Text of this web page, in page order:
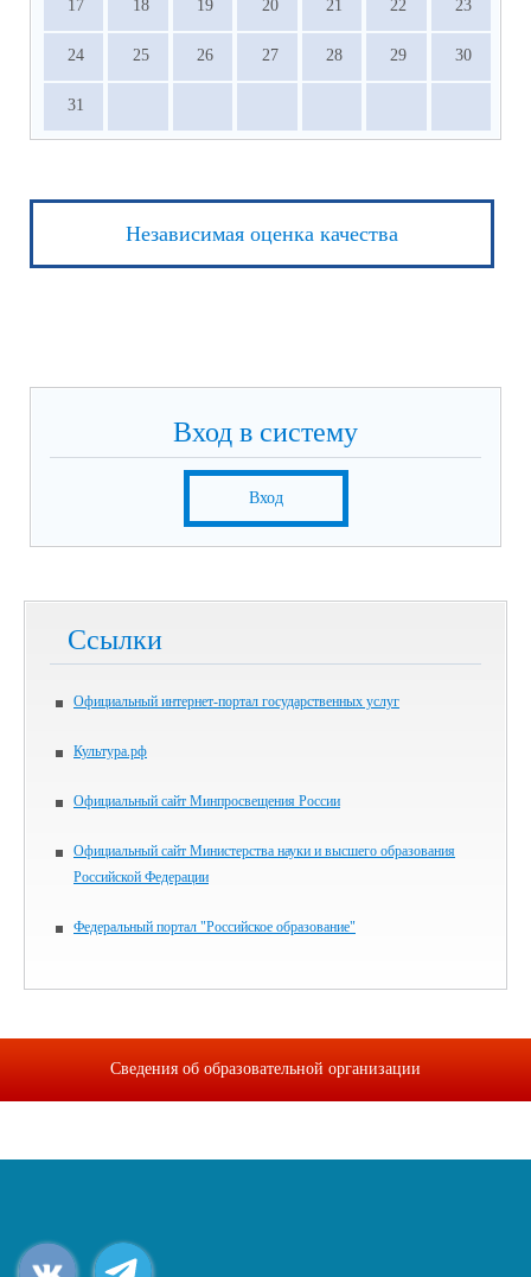
17 18 19 20 21 22 23
24 25 26 27 28 29 30
31
Независимая оценка качества
Вход в систему
Вход
Ссылки
Официальный интернет-портал государственных услуг
Культура.рф
Официальный сайт Минпросвещения России
Официальный сайт Министерства науки и высшего образования
Российской Федерации
Федеральный портал "Российское образование"
Сведения об образовательной организации